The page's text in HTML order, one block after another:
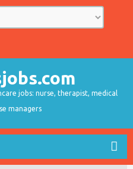
jobs: nurse, therapist, medical
managers